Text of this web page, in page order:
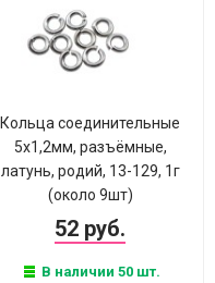
Кольца соединительные
5х1,2мм, разъёмные,
латунь, родий, 13-129, 1г
(около 9шт)
52 руб.
В наличии 50 шт.